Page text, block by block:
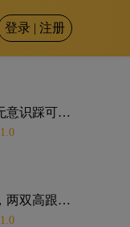
登录 | 注册
两美女高跟跳舞无意识踩可怜的牛蛙
1.0
【兜兜】踩大鱼，两双高跟鞋踩碎贱鱼，变成肉泥粘在鞋底
1.0